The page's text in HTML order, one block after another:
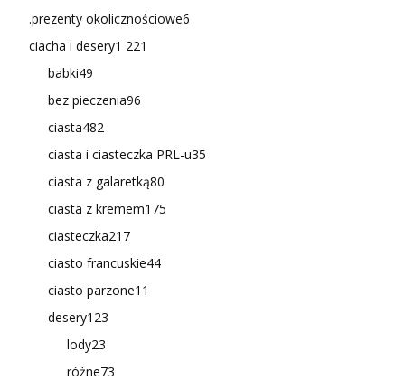
.prezenty okolicznościowe6
ciacha i desery1 221
babki49
bez pieczenia96
ciasta482
ciasta i ciasteczka PRL-u35
ciasta z galaretką80
ciasta z kremem175
ciasteczka217
ciasto francuskie44
ciasto parzone11
desery123
lody23
różne73